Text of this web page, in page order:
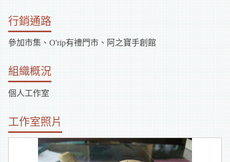
行銷通路
參加市集、O'rip有禮門市、阿之寶手創館
組織概況
個人工作室
工作室照片